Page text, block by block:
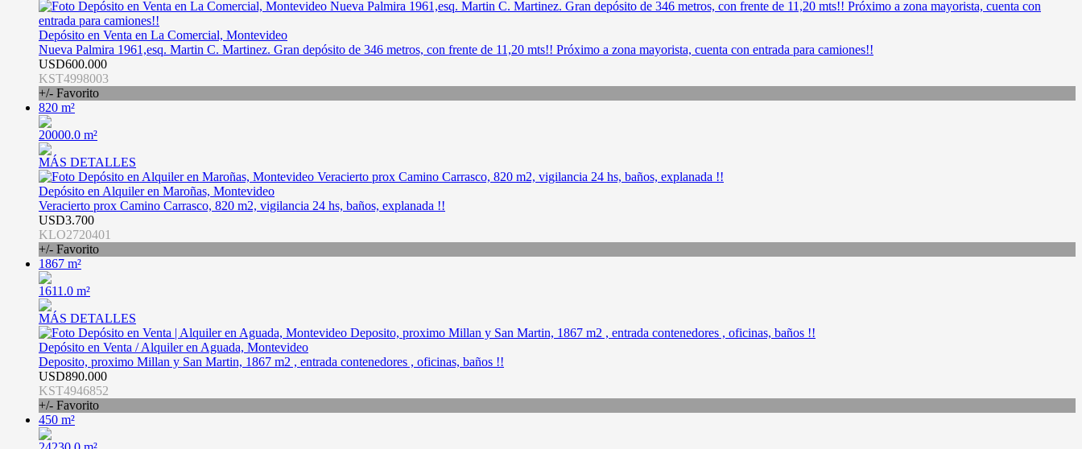
Depósito en Venta en La Comercial, Montevideo
Nueva Palmira 1961,esq. Martin C. Martinez. Gran depósito de 346 metros, con frente de 11,20 mts!! Próximo a zona mayorista, cuenta con entrada para camiones!!
USD600.000
KST4998003
+/- Favorito
820 m²
20000.0 m²
MÁS DETALLES
Depósito en Alquiler en Maroñas, Montevideo
Veracierto prox Camino Carrasco, 820 m2, vigilancia 24 hs, baños, explanada !!
USD3.700
KLO2720401
+/- Favorito
1867 m²
1611.0 m²
MÁS DETALLES
Depósito en Venta / Alquiler en Aguada, Montevideo
Deposito, proximo Millan y San Martin, 1867 m2 , entrada contenedores , oficinas, baños !!
USD890.000
KST4946852
+/- Favorito
450 m²